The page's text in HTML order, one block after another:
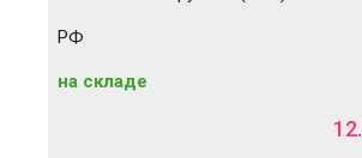
РФ
на складе
12.